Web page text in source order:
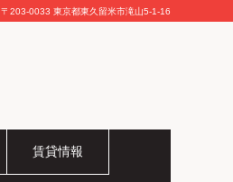
〒203-0033 東京都東久留米市滝山5-1-16
賃貸情報